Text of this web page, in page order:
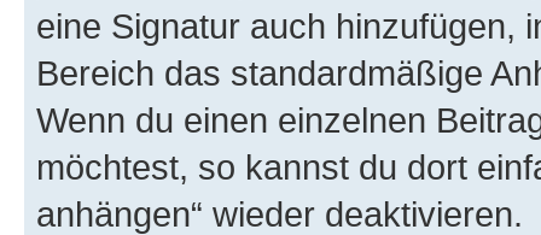
eine Signatur auch hinzufügen,
Bereich das standardmäßige
Wenn du einen einzelnen
möchtest, so kannst du dort
anhängen“ wieder deaktivieren.